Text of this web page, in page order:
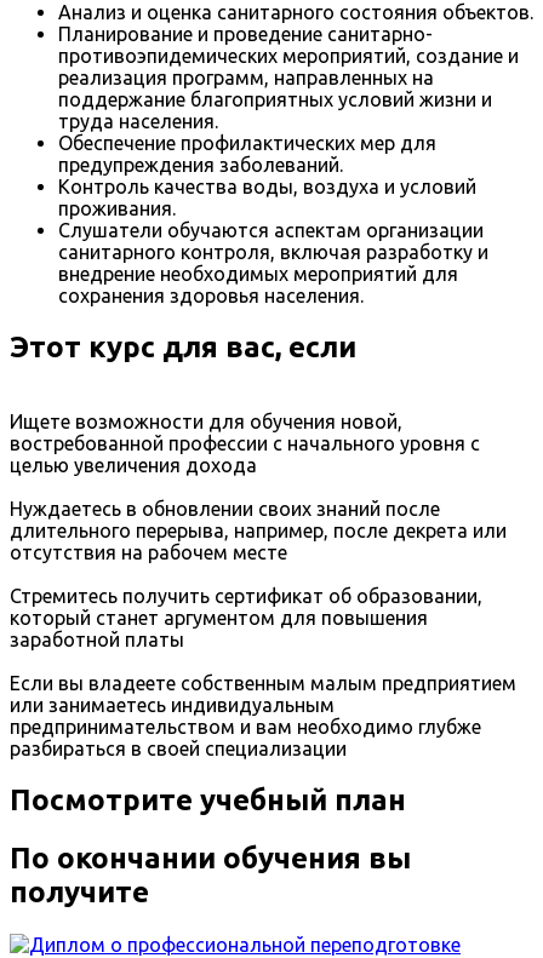
Анализ и оценка санитарного состояния объектов.
Планирование и проведение санитарно-
противоэпидемических мероприятий, создание и
реализация программ, направленных на
поддержание благоприятных условий жизни и
труда населения.
Обеспечение профилактических мер для
предупреждения заболеваний.
Контроль качества воды, воздуха и условий
проживания.
Слушатели обучаются аспектам организации
санитарного контроля, включая разработку и
внедрение необходимых мероприятий для
сохранения здоровья населения.
Этот курс для вас, если
Ищете возможности для обучения новой,
востребованной профессии с начального уровня с
целью увеличения дохода
Нуждаетесь в обновлении своих знаний после
длительного перерыва, например, после декрета или
отсутствия на рабочем месте
Стремитесь получить сертификат об образовании,
который станет аргументом для повышения
заработной платы
Если вы владеете собственным малым предприятием
или занимаетесь индивидуальным
предпринимательством и вам необходимо глубже
разбираться в своей специализации
Посмотрите учебный план
По окончании обучения вы
получите